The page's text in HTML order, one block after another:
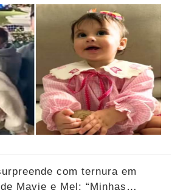
com ternura em
Mavie e Mel: “Minhas